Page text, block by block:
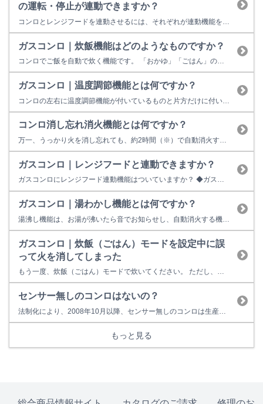
の運転・停止が連動できますか？
コンロとレンジフードを連動させるには、それぞれが連動機能を持っている必要があります。 それぞれが連動機能を持っていても連動しない場合は通信フォーマットの確認をしてください。 ※連動の方法は赤外線通信で、２種類の通信フォーマットがあります。 リンナイのコンロはNECフォーマットを採用しています。 レンジフードが富士工業製の場合はNECフォーマットなので設定不要ですが、パナソニック製（家製...
ガスコンロ｜炊飯機能はどのようなものですか？
コンロでご飯を自動で炊く機能です。 「おかゆ」「ごはん」のスイッチを押し、火力をごはんマークに合わせるだけで、 火加減・時間はコンロにお任せ。 おいしいご飯が炊きあがります。※別売の専用炊飯鍋・炊飯釜の利用をオススメします。 リンナイ商品取扱店様、または リンナイ公式部品販売サイト（Rinnai Style（リンナイスタイル）） で購入が可能です。 【炊飯のイメージ】 ...
ガスコンロ｜温度調節機能とは何ですか？
コンロ消し忘れ消火機能とは何ですか？
万一、うっかり火を消し忘れても、約2時間（※）で自動消火する機能です。 ※一部の機種では、消火するまでの時間を変更できるものもあります。 ※Siセンサーコンロ発売前の一部の機種では、１時間で自動消火するものもあります。 詳しくは、取扱説明書をご覧ください。
ガスコンロ｜レンジフードと連動できますか？
ガスコンロにレンジフード連動機能はついていますか？ ◆ガスコンロ型式の最初のアルファベットを確認 型式 レンジフード連動機能 RHS ● RHB ● RRB ● RHX ● それ以外 ×
ガスコンロ｜湯わかし機能とは何ですか？
ガスコンロ｜炊飯（ごはん）モードを設定中に誤
って火を消してしまった
もう一度、炊飯（ごはん）モードで炊いてください。 ただし、水分が少ない状態で再度点火した場合は、鍋底のお米が焦げてしまうことがあります。 ※おかゆの場合は、手動で様子を見ながら弱火で続けて炊いてください。 ※デリシアの場合は、15秒以内に再点火すると、炊飯モードを継続します。 【取扱説明書抜粋】
センサー無しのコンロはないの？
もっと見る